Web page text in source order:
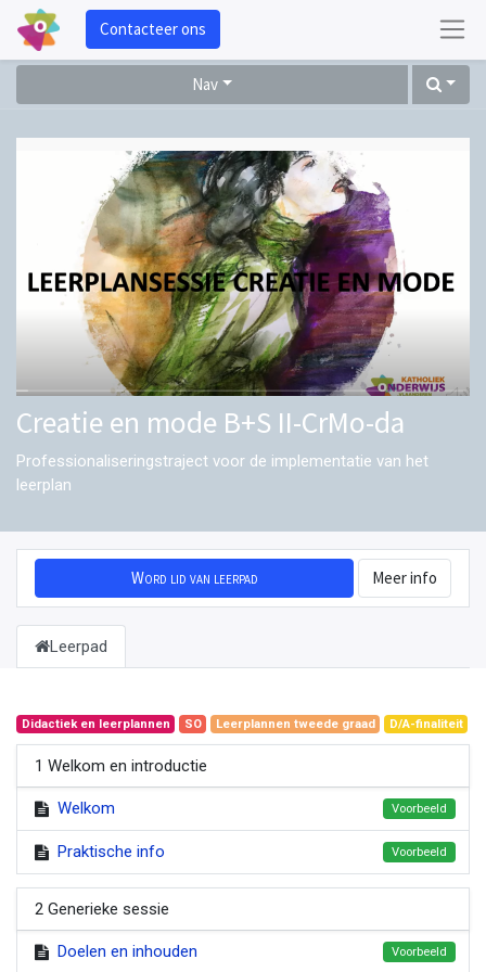
Contacteer ons
Nav
Creatie en mode B+S II-CrMo-da
Professionaliseringstraject voor de implementatie van het
leerplan
Word lid van leerpad Meer info
Leerpad
Didactiek en leerplannen SO Leerplannen tweede graad D/A-finaliteit
1 Welkom en introductie
Welkom Voorbeeld
Praktische info Voorbeeld
2 Generieke sessie
Doelen en inhouden Voorbeeld